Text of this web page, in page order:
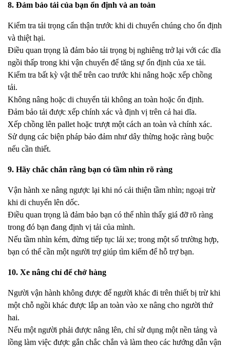
8. Đảm bảo tải của bạn ổn định và an toàn
Kiểm tra tải trọng cẩn thận trước khi di chuyển chúng cho ổn định
và thiệt hại.
Điều quan trọng là đảm bảo tải trọng bị nghiêng trở lại với các dĩa
ngồi thấp trong khi vận chuyển để tăng sự ổn định của xe tải.
Kiểm tra bất kỳ vật thể trên cao trước khi nâng hoặc xếp chồng
tải.
Không nâng hoặc di chuyển tải không an toàn hoặc ổn định.
Đảm bảo tải được xếp chính xác và định vị trên cả hai dĩa.
Xếp chồng lên pallet hoặc trượt một cách an toàn và chính xác.
Sử dụng các biện pháp bảo đảm như dây thừng hoặc ràng buộc
nếu cần thiết.
9. Hãy chắc chắn rằng bạn có tầm nhìn rõ ràng
Vận hành xe nâng ngược lại khi nó cải thiện tầm nhìn; ngoại trừ
khi di chuyển lên dốc.
Điều quan trọng là đảm bảo bạn có thể nhìn thấy giá đỡ rõ ràng
trong đó bạn đang định vị tải của mình.
Nếu tầm nhìn kém, đừng tiếp tục lái xe; trong một số trường hợp,
bạn có thể cần một người trợ giúp tìm kiếm để hỗ trợ bạn.
10. Xe nâng chỉ để chở hàng
Người vận hành không được để người khác đi trên thiết bị trừ khi
một chỗ ngồi khác được lắp an toàn vào xe nâng cho người thứ
hai.
Nếu một người phải được nâng lên, chỉ sử dụng một nền tảng và
lồng làm việc được gắn chắc chắn và làm theo các hướng dẫn vận